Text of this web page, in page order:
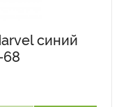
синий
68